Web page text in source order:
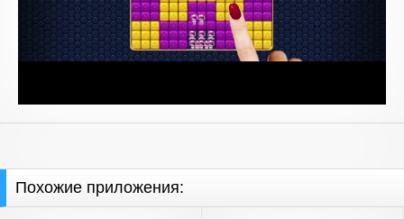
Похожие приложения: